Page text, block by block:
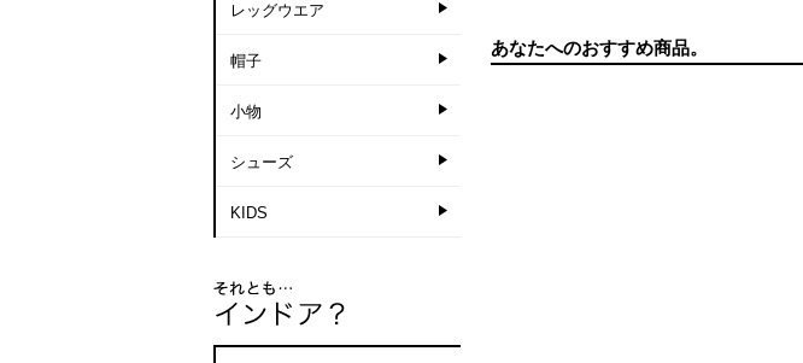
レッグウエア
帽子
小物
シューズ
KIDS
あなたへのおすすめ商品。